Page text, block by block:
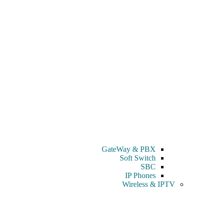
GateWay & PBX
Soft Switch
SBC
IP Phones
Wireless & IPTV